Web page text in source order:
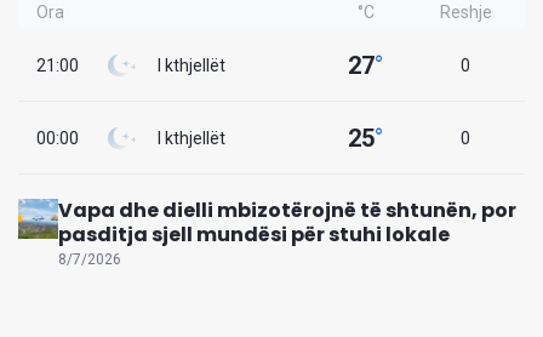
Ora °C Reshje
21:00 I kthjellët 27° 0
00:00 I kthjellët 25° 0
Vapa dhe dielli mbizotërojnë të shtunën, por
pasditja sjell mundësi për stuhi lokale
8/7/2026